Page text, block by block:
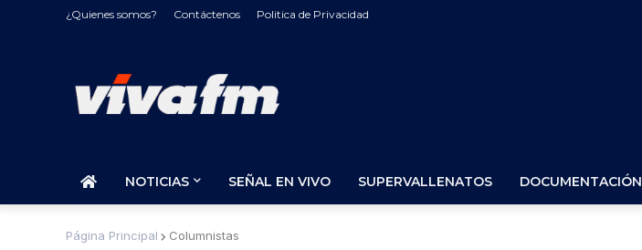
¿Quienes somos? Contáctenos Politica de Privacidad
NOTICIAS SEÑAL EN VIVO SUPERVALLENATOS DOCUMENTACIÓN
Página Principal Columnistas